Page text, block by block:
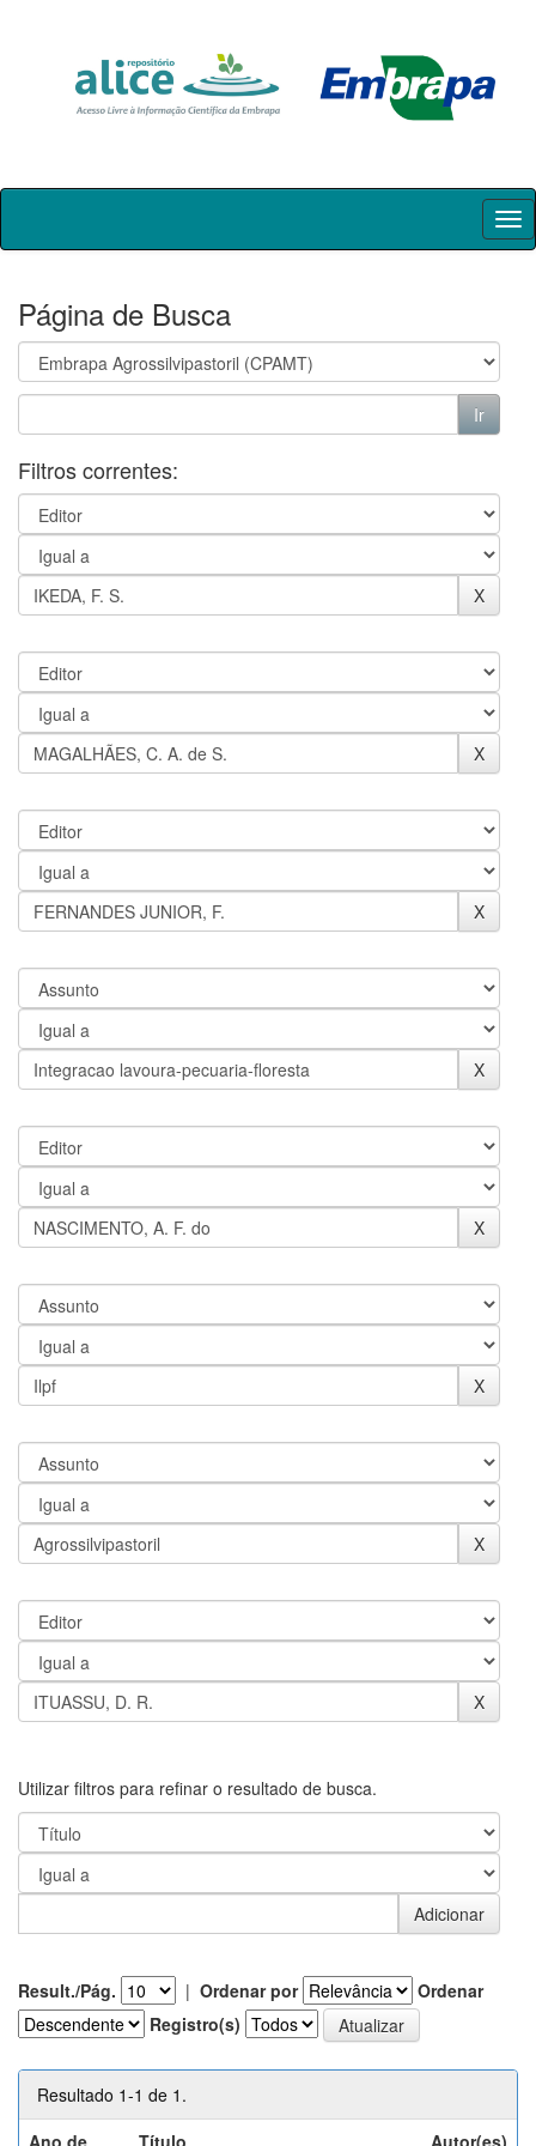
Skip
Página de Busca
Filtros correntes:
Utilizar filtros para refinar o resultado de busca.
Result./Pág. | Ordenar por
Ordenar
Registro(s)
Resultado 1-1 de 1.
Ano de
Título Autor(es)